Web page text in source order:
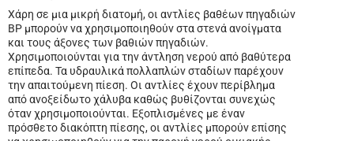
Χάρη σε μια μικρή διατομή, οι αντλίες βαθέων πηγαδιών
BP μπορούν να χρησιμοποιηθούν στα στενά ανοίγματα
και τους άξονες των βαθιών πηγαδιών.
Χρησιμοποιούνται για την άντληση νερού από βαθύτερα
επίπεδα. Τα υδραυλικά πολλαπλών σταδίων παρέχουν
την απαιτούμενη πίεση. Οι αντλίες έχουν περίβλημα
από ανοξείδωτο χάλυβα καθώς βυθίζονται συνεχώς
όταν χρησιμοποιούνται. Εξοπλισμένες με έναν
πρόσθετο διακόπτη πίεσης, οι αντλίες μπορούν επίσης